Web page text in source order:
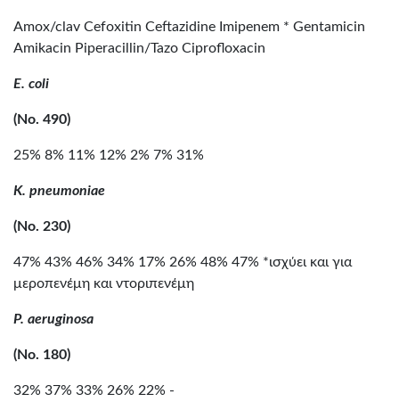
Amox/clav Cefoxitin Ceftazidine Imipenem * Gentamicin
Amikacin Piperacillin/Tazo Ciprofloxacin
E. coli
(No. 490)
25% 8% 11% 12% 2% 7% 31%
K. pneumoniae
(No. 230)
47% 43% 46% 34% 17% 26% 48% 47% *ισχύει και για
μεροπενέμη και ντοριπενέμη
P. aeruginosa
(No. 180)
32% 37% 33% 26% 22% -